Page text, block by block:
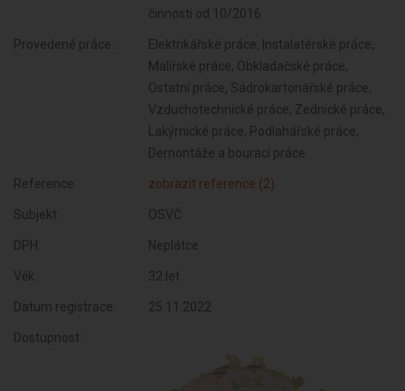
činnosti od 10/2016
Provedené práce:
Elektrikářské práce, Instalatérské práce,
Malířské práce, Obkladačské práce,
Ostatní práce, Sádrokartonářské práce,
Vzduchotechnické práce, Zednické práce,
Lakýrnické práce, Podlahářské práce,
Demontáže a bourací práce
Reference: zobrazit reference (2)
Subjekt: OSVČ
DPH: Neplátce
Věk: 32 let
Datum registrace: 25.11.2022
Dostupnost: